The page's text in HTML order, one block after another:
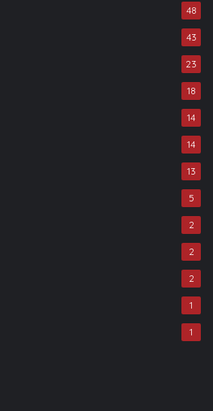
48
43
23
18
14
14
13
5
2
2
2
1
1